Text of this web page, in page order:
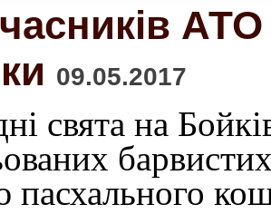
09.05.2017
свята на
пасхального